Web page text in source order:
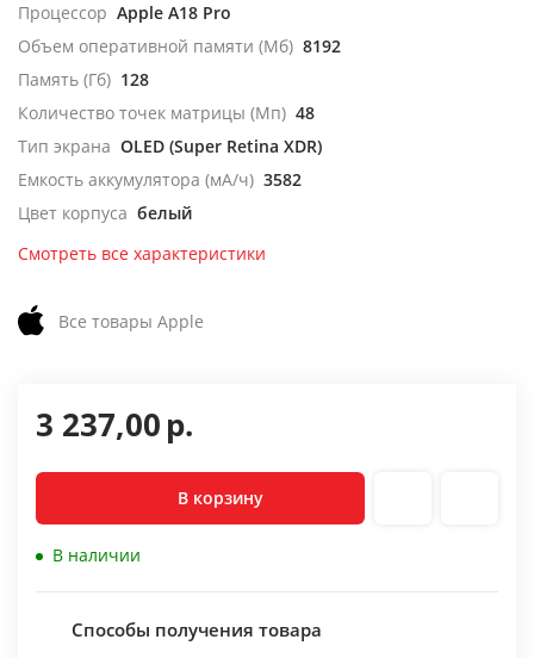
Процессор Apple A18 Pro
Объем оперативной памяти (Мб) 8192
Память (Гб) 128
Количество точек матрицы (Мп) 48
Тип экрана OLED (Super Retina XDR)
Емкость аккумулятора (мА/ч) 3582
Цвет корпуса белый
Смотреть все характеристики
Все товары Apple
3 237,00р.
В корзину
В наличии
Способы получения товара